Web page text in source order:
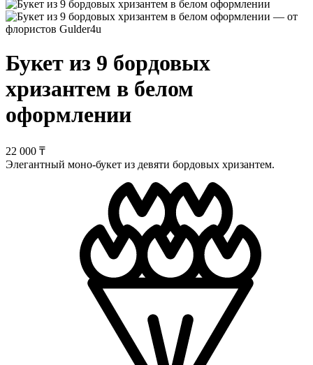
Букет из 9 бордовых
хризантем в белом
оформлении
22 000 ₸
Элегантный моно-букет из девяти бордовых хризантем.